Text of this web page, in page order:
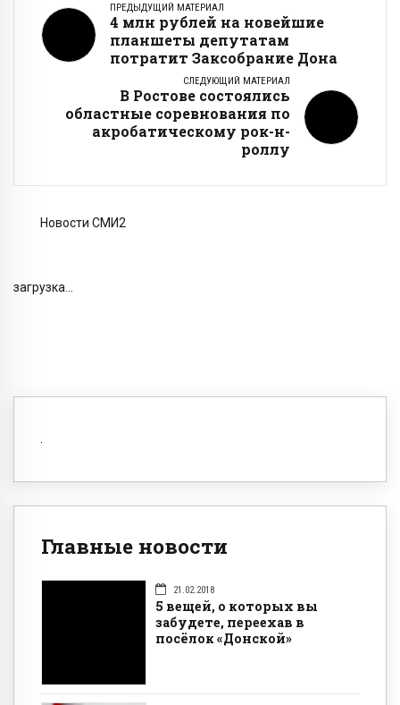
ПРЕДЫДУЩИЙ МАТЕРИАЛ
4 млн рублей на новейшие
планшеты депутатам
потратит Заксобрание Дона
СЛЕДУЮЩИЙ МАТЕРИАЛ
В Ростове состоялись
областные соревнования по
акробатическому рок-н-
роллу
Новости СМИ2
загрузка...
Главные новости
21.02.2018
5 вещей, о которых вы
забудете, переехав в
посёлок «Донской»